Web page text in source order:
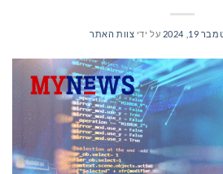
19, 2024 על ידי צוות האתר